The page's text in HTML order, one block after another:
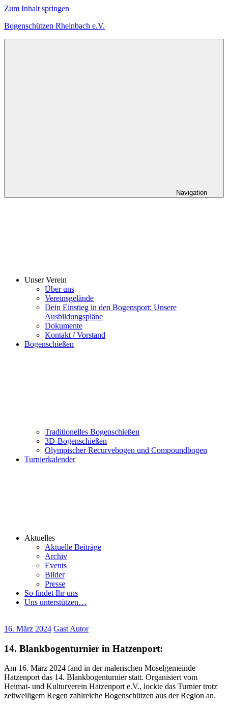
Zum Inhalt springen
Bogenschützen Rheinbach e.V.
Navigation
Unser Verein
Über uns
Vereinsgelände
Dein Einstieg in den Bogensport: Unsere
Ausbildungspläne
Dokumente
Kontakt / Vorstand
Bogenschießen
Traditionelles Bogenschießen
3D-Bogenschießen
Olympischer Recurvebogen und Compoundbogen
Turnierkalender
Aktuelles
Aktuelle Beiträge
Archiv
Events
Bilder
Presse
So findet Ihr uns
Uns unterstützen…
16. März 2024 Gast Autor
14. Blankbogenturnier in Hatzenport:
Am 16. März 2024 fand in der malerischen Moselgemeinde
Hatzenport das 14. Blankbogenturnier statt. Organisiert vom
Heimat- und Kulturverein Hatzenport e.V., lockte das Turnier trotz
zeitweiligem Regen zahlreiche Bogenschützen aus der Region an.